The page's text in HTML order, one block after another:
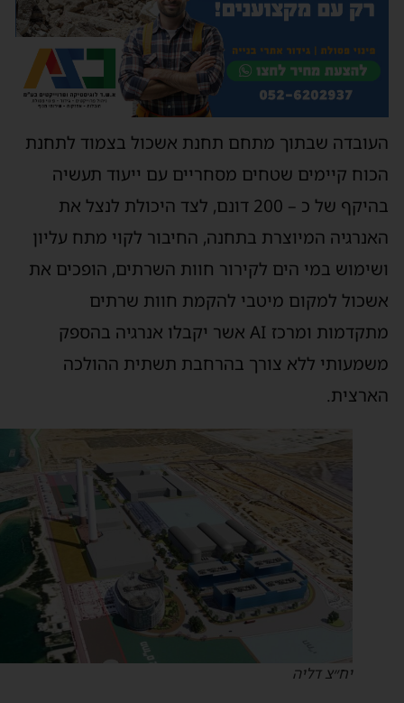
שבתוך מתחם תחנת אשכול בצמוד לתחנת
קיימים שטחים מסחריים עם ייעוד תעשיה
בהיקף של כ – 200 דונם, לצד היכולת לנצל את
המיוצרת בתחנה, החיבור לקוי מתח עליון
במי הים לקירור חוות השרתים, הופכים את
למקום מיטבי להקמת חוות שרתים
מתקדמות ומרכז AI אשר יקבלו אנרגיה בהספק
ללא צורך בהרחבת תשתית ההולכה
יח״צ דליה